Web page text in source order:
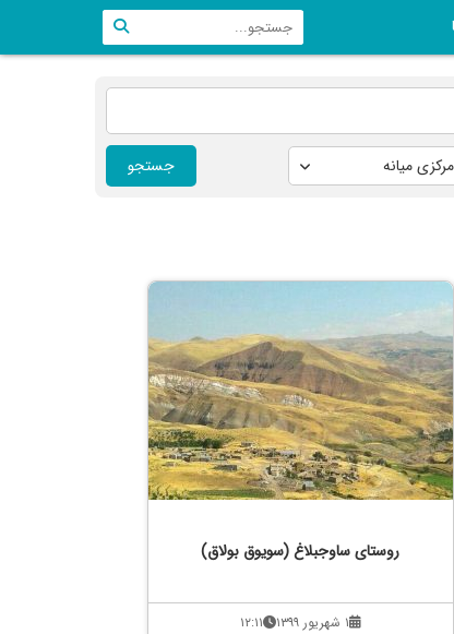
جستجو
روستای ساوجبلاغ (سویوق بولاق)
۱ شهریور ۱۳۹۹ ۱۲:۱۱